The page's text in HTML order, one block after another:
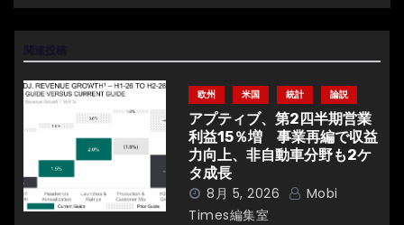
ビ
ゲ
ー
シ
ョ
ン
欧州 米国 統計 論説
アプティブ、第2四半期営業
利益15％増 事業再編で収益
力向上、非自動車分野も2ケ
タ成長
8月 5, 2026
Mobi
Times編集室